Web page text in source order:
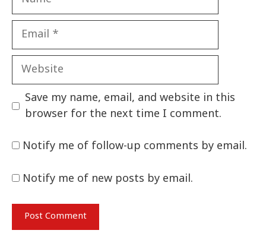
Email
Website
Save my name, email, and website in this
browser for the next time I comment.
Notify me of follow-up comments by email.
Notify me of new posts by email.